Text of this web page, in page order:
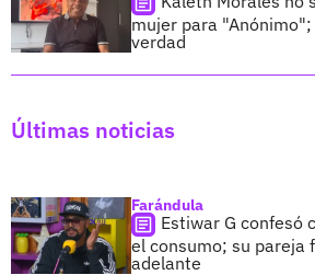
mujer para
verdad
Últimas noticias
Farándula
Estiwar G confesó
el consumo; su pareja
adelante